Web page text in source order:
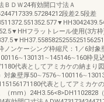
ＢＤＷ24有効開口寸法Ａ
段差2.5段差
フラットレール使用(3方
ノンケーシング枠縮尺：1／6対象
枠見
代表としてアミカケの納まり
対象壁厚
代表としてアミカケ
（mm）24H3.56<8>DH1102828